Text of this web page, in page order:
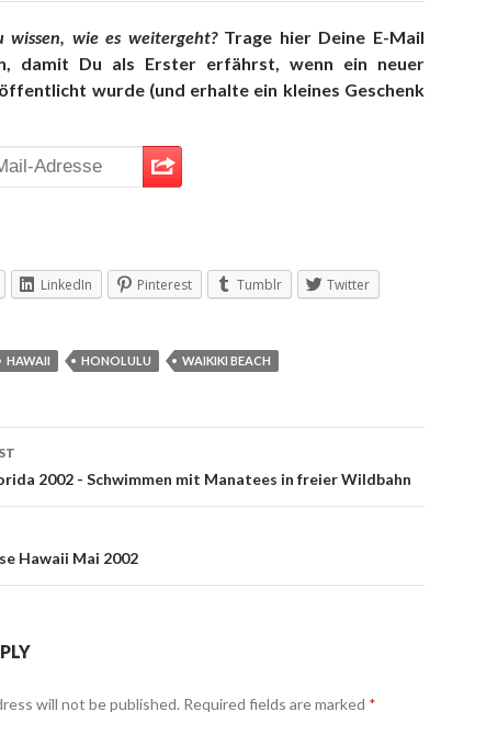
wissen, wie es weitergeht? Trage hier Deine E-Mail
damit Du als Erster erfährst, wenn ein neuer
wurde (und erhalte ein kleines Geschenk
LinkedIn Pinterest Tumblr Twitter
HAWAII HONOLULU WAIKIKI BEACH
2002 - Schwimmen mit Manatees in freier Wildbahn
Hawaii Mai 2002
will not be published. Required fields are marked *